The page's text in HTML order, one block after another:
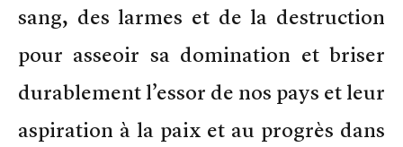
sang, des larmes et de la destruction
pour asseoir sa domination et briser
durablement l’essor de nos pays et leur
aspiration à la paix et au progrès dans